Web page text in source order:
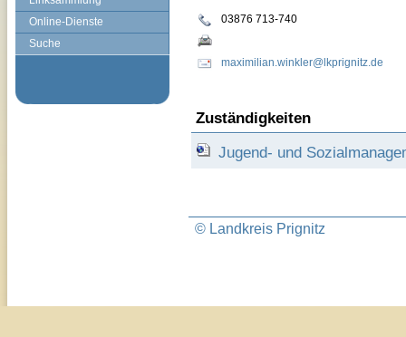
Online-Dienste
Suche
03876 713-740
maximilian.winkler@lkprignitz.de
Zuständigkeiten
Jugend- und
© Landkreis Prignitz